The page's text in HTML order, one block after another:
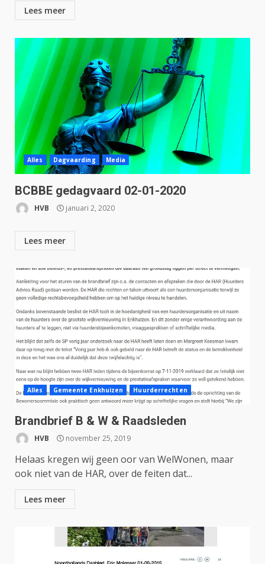
Lees meer
Alles Dagvaarding Media
BCBBE gedagvaard 02-01-2020
HVB januari 2, 2020
Lees meer
Alles Gemeente Enkhuizen Huurderrechten
Brandbrief B & W & Raadsleden
HVB november 25, 2019
Helaas kregen wij geen oor van WelWonen, maar
ook niet van de HAR, over de feiten dat...
Lees meer